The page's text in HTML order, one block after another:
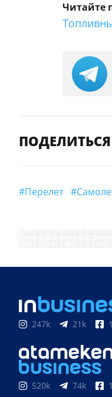
Читайте
ПОДЕЛИТЬСЯ
#Перелет
247k 21k
520k 74k